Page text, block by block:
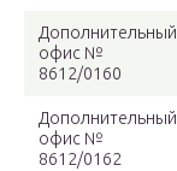
Дополнительный
офис №
8612/0160
Дополнительный
офис №
8612/0162